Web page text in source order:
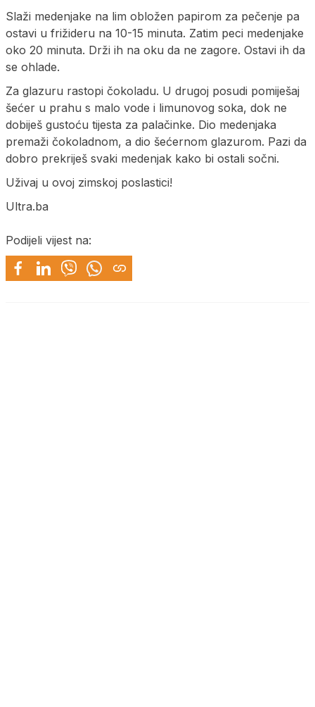
Slaži medenjake na lim obložen papirom za pečenje pa
ostavi u frižideru na 10-15 minuta. Zatim peci medenjake
oko 20 minuta. Drži ih na oku da ne zagore. Ostavi ih da
se ohlade.
Za glazuru rastopi čokoladu. U drugoj posudi pomiješaj
šećer u prahu s malo vode i limunovog soka, dok ne
dobiješ gustoću tijesta za palačinke. Dio medenjaka
premaži čokoladnom, a dio šećernom glazurom. Pazi da
dobro prekriješ svaki medenjak kako bi ostali sočni.
Uživaj u ovoj zimskoj poslastici!
Ultra.ba
Podijeli vijest na: